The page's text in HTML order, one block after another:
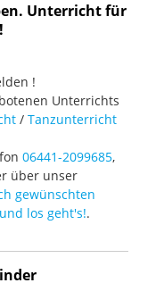
Unterricht für
!
Unterrichts
/ Tanzunterricht
06441-2099685,
über unser
gewünschten
los geht's!.